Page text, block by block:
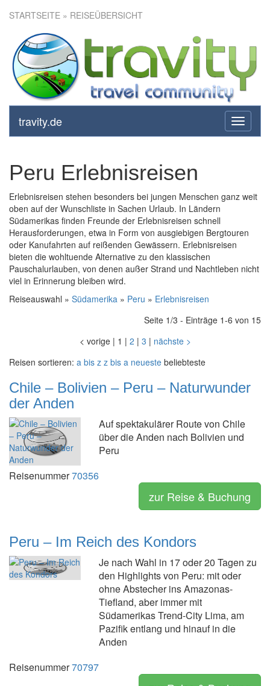
STARTSEITE » REISEÜBERSICHT
toggle
travity.de
Peru Erlebnisreisen
Erlebnisreisen stehen besonders bei jungen Menschen ganz weit
oben auf der Wunschliste in Sachen Urlaub. In Ländern
Südamerikas finden Freunde der Erlebnisreisen schnell
Herausforderungen, etwa in Form von ausgiebigen Bergtouren
oder Kanufahrten auf reißenden Gewässern. Erlebnisreisen
bieten die wohltuende Alternative zu den klassischen
Pauschalurlauben, von denen außer Strand und Nachtleben nicht
viel in Erinnerung bleiben wird.
Reiseauswahl » Südamerika » Peru » Erlebnisreisen
Seite 1/3 - Einträge 1-6 von 15
< vorige | 1 | 2 | 3 | nächste >
Reisen sortieren: a bis z z bis a neueste beliebteste
Chile – Bolivien – Peru – Naturwunder
der Anden
Auf spektakulärer Route von Chile
über die Anden nach Bolivien und
Peru
Reisenummer70356
zur Reise & Buchung
Peru – Im Reich des Kondors
Je nach Wahl in 17 oder 20 Tagen zu
den Highlights von Peru: mit oder
ohne Abstecher ins Amazonas-
Tiefland, aber immer mit
Südamerikas Trend-City Lima, am
Pazifik entlang und hinauf in die
Anden
Reisenummer70797